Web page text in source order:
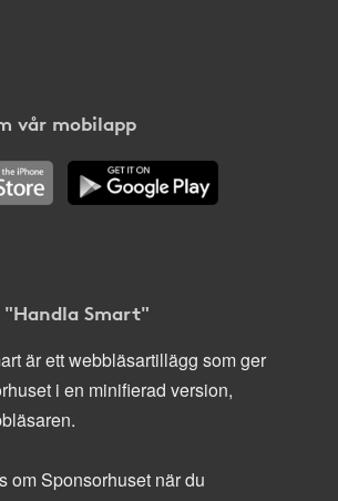
vår mobilapp
Smart"
är ett webbläsartillägg som ger
i en minifierad version,
om Sponsorhuset när du